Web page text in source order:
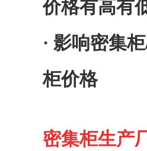
价格有高有
· 影响密集
柜价格
密集柜生产